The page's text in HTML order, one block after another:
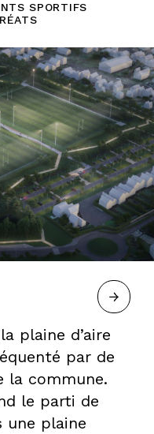
SPORTIFS
plaine d’aire
par de
la commune.
le parti de
une plaine